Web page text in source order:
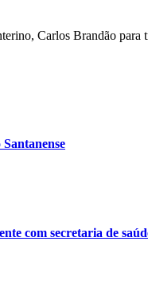
Carlos Brandão
com secretaria de